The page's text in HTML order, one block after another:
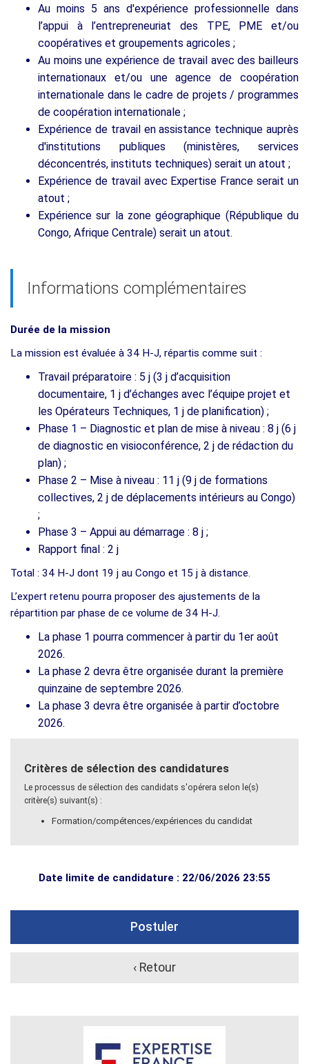
Au moins 5 ans d'expérience professionnelle dans
l’appui à l’entrepreneuriat des TPE, PME et/ou
coopératives et groupements agricoles ;
Au moins une expérience de travail avec des bailleurs
internationaux et/ou une agence de coopération
internationale dans le cadre de projets / programmes
de coopération internationale ;
Expérience de travail en assistance technique auprès
d'institutions publiques (ministères, services
déconcentrés, instituts techniques) serait un atout ;
Expérience de travail avec Expertise France serait un
atout ;
Expérience sur la zone géographique (République du
Congo, Afrique Centrale) serait un atout.
Informations complémentaires
Durée de la mission
La mission est évaluée à 34 H-J, répartis comme suit :
Travail préparatoire : 5 j (3 j d’acquisition
documentaire, 1 j d’échanges avec l’équipe projet et
les Opérateurs Techniques, 1 j de planification) ;
Phase 1 – Diagnostic et plan de mise à niveau : 8 j (6 j
de diagnostic en visioconférence, 2 j de rédaction du
plan) ;
Phase 2 – Mise à niveau : 11 j (9 j de formations
collectives, 2 j de déplacements intérieurs au Congo)
;
Phase 3 – Appui au démarrage : 8 j ;
Rapport final : 2 j
Total : 34 H-J dont 19 j au Congo et 15 j à distance.
L’expert retenu pourra proposer des ajustements de la
répartition par phase de ce volume de 34 H-J.
La phase 1 pourra commencer à partir du 1er août
2026.
La phase 2 devra être organisée durant la première
quinzaine de septembre 2026.
La phase 3 devra être organisée à partir d’octobre
2026.
Critères de sélection des candidatures
Le processus de sélection des candidats s'opérera selon le(s)
critère(s) suivant(s) :
Formation/compétences/expériences du candidat
Date limite de candidature : 22/06/2026 23:55
Postuler
‹ Retour